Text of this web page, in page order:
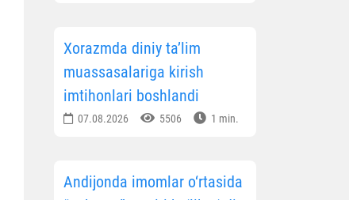
Xorazmda diniy ta’lim
muassasalariga kirish
imtihonlari boshlandi
07.08.2026 5506 1 min.
Andijonda imomlar o‘rtasida